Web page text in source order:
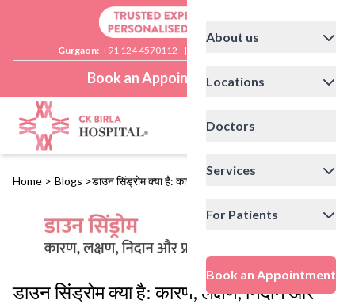
Gurgaon: +91 124 4570112 |
Book an Appointment
About us
Locations
Doctors
Services
For Patients
Book an Appointment
Home > Blogs >डाउन सिंड्रोम क्या है: कारण, लक्षण, निदान और उपचार
डाउन सिंड्रोम क्या है: कारण, लक्षण, निदान और